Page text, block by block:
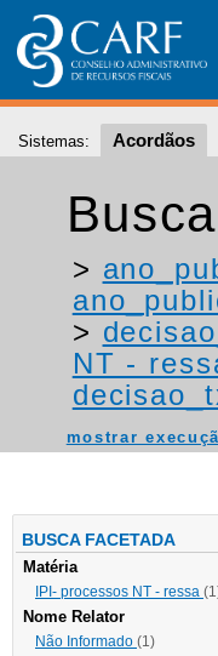
Sistemas: Acordãos
>
>
NT -
mostrar
BUSCA FACETADA
Matéria
IPI- processos NT - ressa
Nome Relator
Não Informado (1)